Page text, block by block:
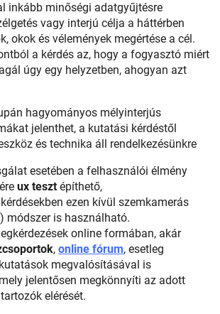
inkább minőségi adatgyűjtésre
vagy interjú célja a háttérben
okok és vélemények megértése a cél.
a kérdés az, hogy a fogyasztó miért
úgy egy helyzetben, ahogyan azt
hagyományos mélyinterjús
jelenthet, a kutatási kérdéstől
és technika áll rendelkezésünkre
esetében a felhasználói élmény
ux teszt építhető,
ezen kívül szemkamerás
) módszer is használható.
online formában, akár
, online fórum, esetleg
kutatások megvalósításával is
jelentősen megkönnyíti az adott
elérését.